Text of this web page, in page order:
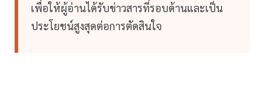
เพื่อให้ผู้อ่านได้รับข่าวสารที่รอบด้านและเป็น
ประโยชน์สูงสุดต่อการตัดสินใจ